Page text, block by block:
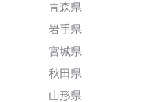
青森県
岩手県
宮城県
秋田県
山形県